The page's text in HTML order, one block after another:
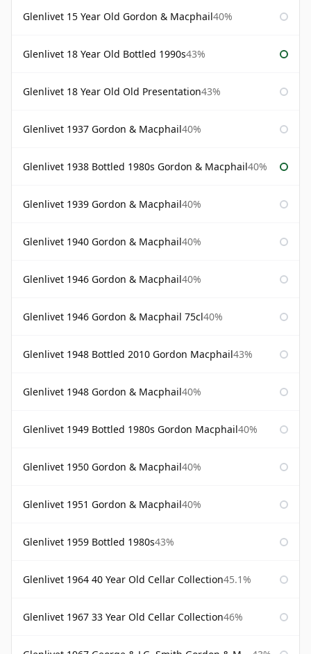
Glenlivet 15 Year Old Gordon & Macphail40%
Glenlivet 18 Year Old Bottled 1990s43%
Glenlivet 18 Year Old Old Presentation43%
Glenlivet 1937 Gordon & Macphail40%
Glenlivet 1938 Bottled 1980s Gordon & Macphail40%
Glenlivet 1939 Gordon & Macphail40%
Glenlivet 1940 Gordon & Macphail40%
Glenlivet 1946 Gordon & Macphail40%
Glenlivet 1946 Gordon & Macphail 75cl40%
Glenlivet 1948 Bottled 2010 Gordon Macphail43%
Glenlivet 1948 Gordon & Macphail40%
Glenlivet 1949 Bottled 1980s Gordon Macphail40%
Glenlivet 1950 Gordon & Macphail40%
Glenlivet 1951 Gordon & Macphail40%
Glenlivet 1959 Bottled 1980s43%
Glenlivet 1964 40 Year Old Cellar Collection45.1%
Glenlivet 1967 33 Year Old Cellar Collection46%